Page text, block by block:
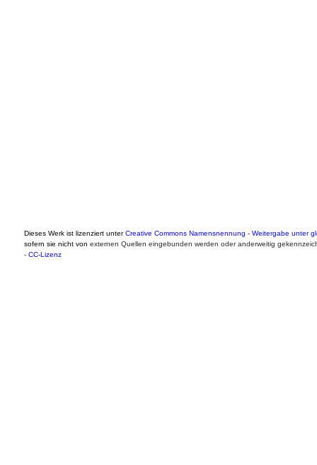
Dieses Werk ist lizenziert unterCreative Commons Namensnennung - Weitergabe unter
sofern sie nicht von externen Quellen eingebunden werden oder anderweitig
- CC-Lizenz